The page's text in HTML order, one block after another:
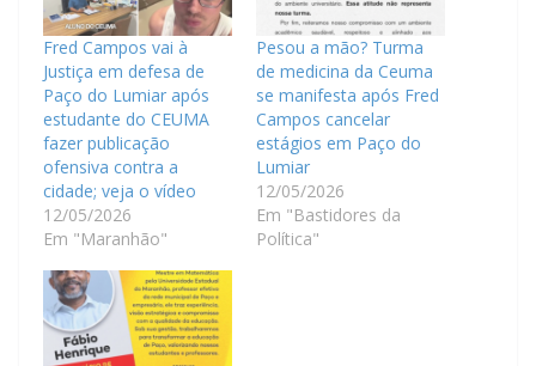
Fred Campos vai à
Justiça em defesa de
Paço do Lumiar após
estudante do CEUMA
fazer publicação
ofensiva contra a
cidade; veja o vídeo
12/05/2026
Em "Maranhão"
Pesou a mão? Turma
de medicina da Ceuma
se manifesta após Fred
Campos cancelar
estágios em Paço do
Lumiar
12/05/2026
Em "Bastidores da
Política"